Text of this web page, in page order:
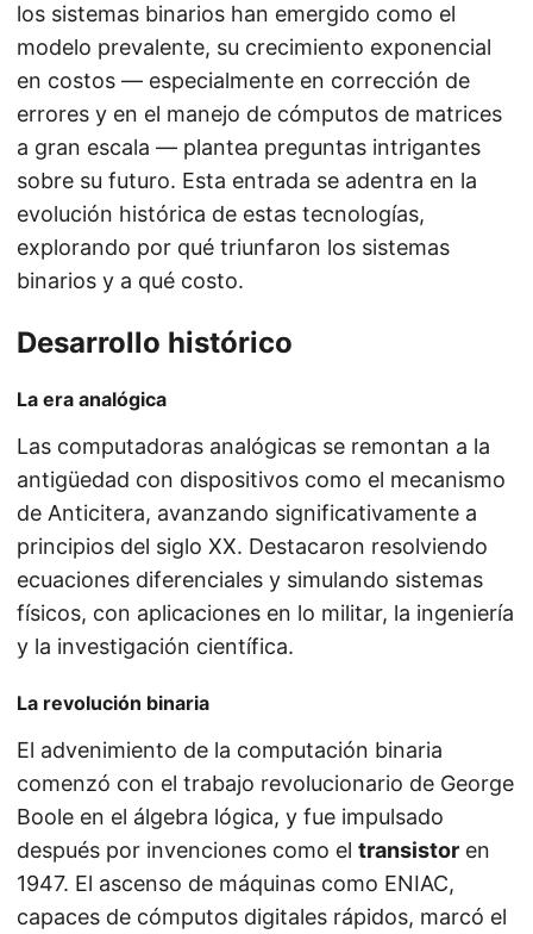
los sistemas binarios han emergido como el
modelo prevalente, su crecimiento exponencial
en costos — especialmente en corrección de
errores y en el manejo de cómputos de matrices
a gran escala — plantea preguntas intrigantes
sobre su futuro. Esta entrada se adentra en la
evolución histórica de estas tecnologías,
explorando por qué triunfaron los sistemas
binarios y a qué costo.
Desarrollo histórico
La era analógica
Las computadoras analógicas se remontan a la
antigüedad con dispositivos como el mecanismo
de Anticitera, avanzando significativamente a
principios del siglo XX. Destacaron resolviendo
ecuaciones diferenciales y simulando sistemas
físicos, con aplicaciones en lo militar, la ingeniería
y la investigación científica.
La revolución binaria
El advenimiento de la computación binaria
comenzó con el trabajo revolucionario de George
Boole en el álgebra lógica, y fue impulsado
después por invenciones como el transistor en
1947. El ascenso de máquinas como ENIAC,
capaces de cómputos digitales rápidos, marcó el